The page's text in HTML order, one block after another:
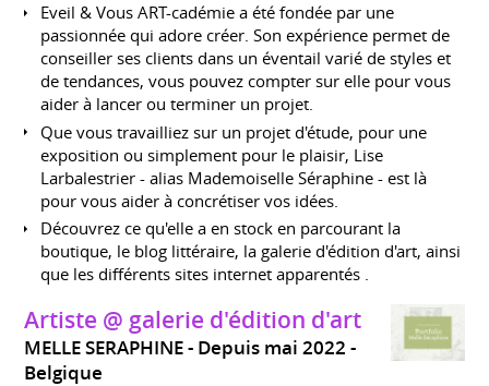
Eveil & Vous ART-cadémie a été fondée par une
passionnée qui adore créer. Son expérience permet de
conseiller ses clients dans un éventail varié de styles et
de tendances, vous pouvez compter sur elle pour vous
aider à lancer ou terminer un projet.
Que vous travailliez sur un projet d'étude, pour une
exposition ou simplement pour le plaisir, Lise
Larbalestrier - alias Mademoiselle Séraphine - est là
pour vous aider à concrétiser vos idées.
Découvrez ce qu'elle a en stock en parcourant la
boutique, le blog littéraire, la galerie d'édition d'art, ainsi
que les différents sites internet apparentés .
Artiste @ galerie d'édition d'art
MELLE SERAPHINE
Depuis mai 2022
Belgique